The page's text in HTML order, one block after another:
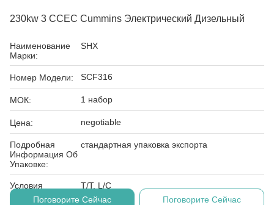
230kw 3 CCEC Cummins Электрический Дизельный
Наименование
Марки:
SHX
Номер Модели: SCF316
МОК: 1 набор
Цена: negotiable
Подробная
Информация Об
Упаковке:
стандартная упаковка экспорта
Условия
Оплаты:
T/T, L/C
Поговорите Сейчас
Поговорите Сейчас